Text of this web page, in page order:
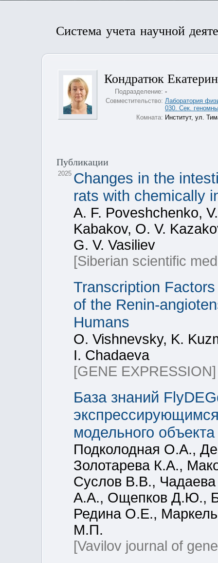
Система учета научной
Кондратюк
Подразделение: -
Совместительство: Лаборатория
030. Сек.
Комната: Институт, ул.
Публикации
2025 Changes in the
rats with chemically
A. F. Poveshchenko,
Kabakov, O. V.
G. V. Vasiliev
[Siberian scientific
Transcription
of the Renin-
Humans
O. Vishnevsky, K.
I. Chadaeva
[GENE EXPRESSION]
База знаний
модельного
Подколодная О.А.,
Золотарева К.А.,
Суслов В.В.,
А.А., Ощепков Д.Ю.,
Редина О.Е.,
М.П.
[Vavilov journal of